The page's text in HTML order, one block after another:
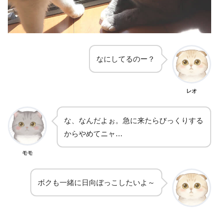
なにしてるのー？
レオ
モモ
な、なんだよぉ。急に来たらびっくりする
からやめてニャ…
ボクも一緒に日向ぼっこしたいよ～